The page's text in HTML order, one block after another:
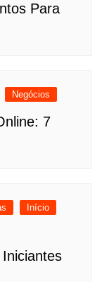
Para
Negócios
7
Início